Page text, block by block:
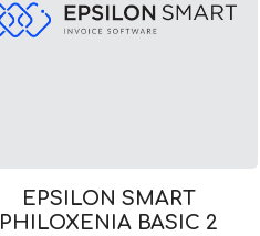
EPSILON SMART
PHILOXENIA BASIC 2